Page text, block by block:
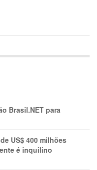
Brasil.NET para
US$ 400 milhões
é inquilino